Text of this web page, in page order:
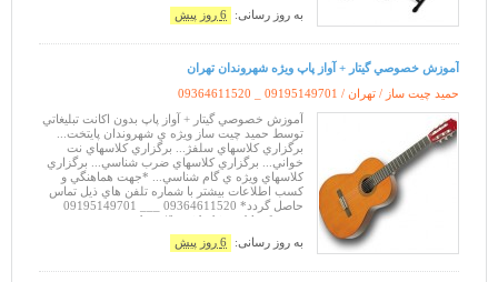
به روز رسانی: 6 روز پیش
آموزش خصوصي گيتار + آواز پاپ ويژه شهروندان تهران
حمید چیت ساز / تهران / 09364611520 _ 09195149701
آموزش خصوصي گيتار + آواز پاپ بدون اکانت تبليغاتي
توسط حميد چيت ساز ويژه ي شهروندان پايتخت...
برگزاري کلاسهاي سلفژ... برگزاري کلاسهاي نت
خواني... برگزاري کلاسهاي ضرب شناسي... برگزاري
کلاسهاي ويژه ي گام شناسي... *جهت هماهنگي و
کسب اطلاعات بيشتر با شماره تلفن هاي ذيل تماس
حاصل گردد* 09364611520 ___ 09195149701
http://hamid-chitsaz.blogfa.com
به روز رسانی:
6 روز پیش